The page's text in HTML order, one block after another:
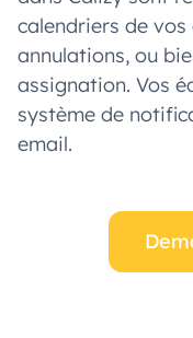
calendriers de vos
annulations, ou
assignation. Vos
système de
email.